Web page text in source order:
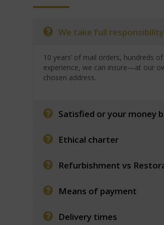
We take full
10 years’ of mail orders, hundreds
experience, we can insure—at our
chosen address.
Satisfied or your money
Ethical charter
Refurbishment vs
Means of payment
Delivery times